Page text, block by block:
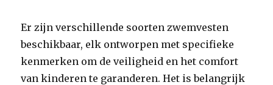
Er zijn verschillende soorten zwemvesten
beschikbaar, elk ontworpen met specifieke
kenmerken om de veiligheid en het comfort
van kinderen te garanderen. Het is belangrijk